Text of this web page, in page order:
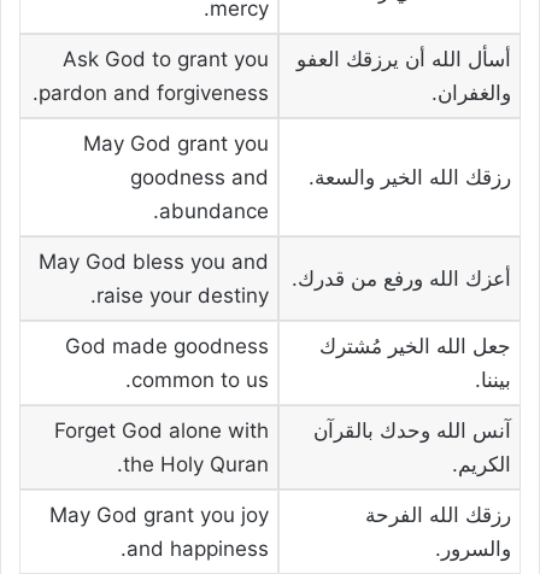
mercy.
أسأل الله أن يرزقك العفو
والغفران.
Ask God to grant you
pardon and forgiveness.
رزقك الله الخير والسعة.
May God grant you
goodness and
abundance.
أعزك الله ورفع من قدرك.
May God bless you and
raise your destiny.
جعل الله الخير مُشترك
بيننا.
God made goodness
common to us.
آنس الله وحدك بالقرآن
الكريم.
Forget God alone with
the Holy Quran.
رزقك الله الفرحة
والسرور.
May God grant you joy
and happiness.